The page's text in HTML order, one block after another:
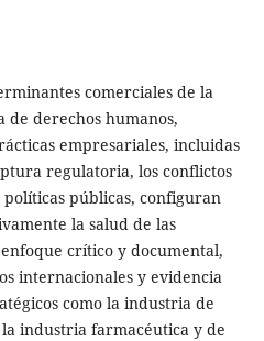
comerciales de la
de derechos humanos,
empresariales, incluidas
regulatoria, los conflictos
públicas, configuran
la salud de las
crítico y documental,
internacionales y evidencia
como la industria de
industria farmacéutica y de